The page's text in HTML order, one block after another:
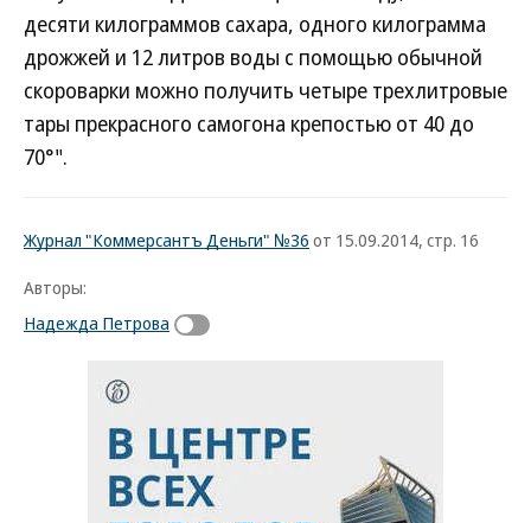
десяти килограммов сахара, одного килограмма
дрожжей и 12 литров воды с помощью обычной
скороварки можно получить четыре трехлитровые
тары прекрасного самогона крепостью от 40 до
70°".
Журнал "Коммерсантъ Деньги" №36 от 15.09.2014, стр. 16
Авторы:
Надежда Петрова